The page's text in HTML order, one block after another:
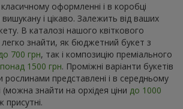
класичному оформленні і в коробці
і цікаво. Залежить від ваших
В каталозі нашого квіткового
знайти, як бюджетний букет з
700 грн, так і композицію преміального
понад 1500 грн. Проміжні варіанти букетів
рослинами представлені і в середньому
(можна знайти на орхідея ціни до 1000
присутні.